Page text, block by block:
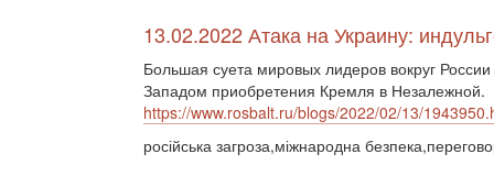
13.02.2022 Атака на Украину:
Большая суета мировых лидеров вокруг
Западом приобретения Кремля в Незалежной.
https://www.rosbalt.ru/blogs/2022/02/13/
російська загроза,міжнародна